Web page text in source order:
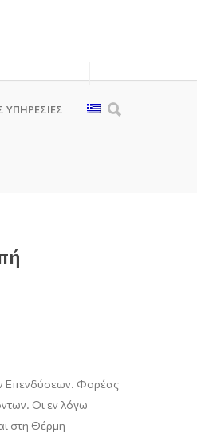
ΥΠΗΡΕΣΊΕΣ
Επενδύσεων. Φορέας
Οι εν λόγω
στη Θέρμη